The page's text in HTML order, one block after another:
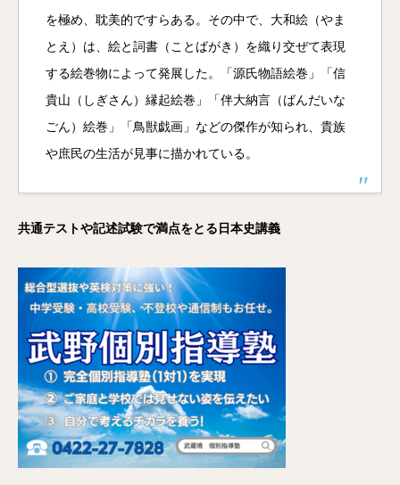
を極め、耽美的ですらある。その中で、大和絵（やま
とえ）は、絵と詞書（ことばがき）を織り交ぜて表現
する絵巻物によって発展した。「源氏物語絵巻」「信
貴山（しぎさん）縁起絵巻」「伴大納言（ばんだいな
ごん）絵巻」「鳥獣戯画」などの傑作が知られ、貴族
や庶民の生活が見事に描かれている。
共通テストや記述試験で満点をとる日本史講義